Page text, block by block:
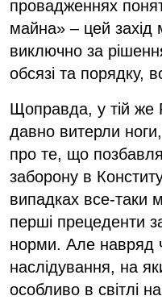
провадженнях
майна» – цей захід
виключно за
обсязі та порядку,
Щоправда, у тій же
давно витерли
про те, що
заборону в
випадках все-таки
перші прецеденти
норми. Але навряд
наслідування, на
особливо в світлі